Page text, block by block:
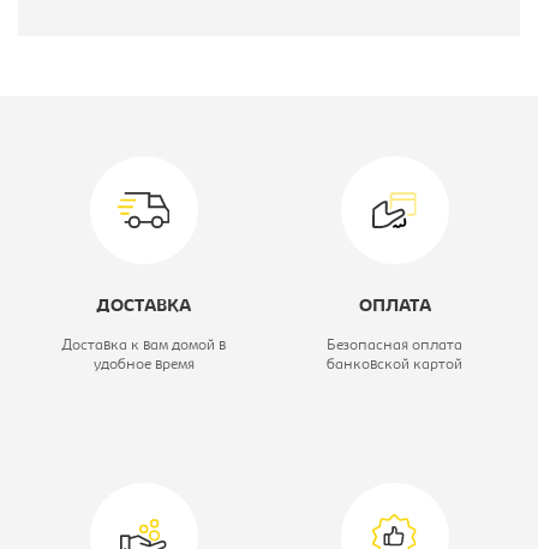
Коллекция: Экспресс
Высота, мм:
ДОСТАВКА
Доставка к вам домой в
удобное время
ОПЛАТА
Безопасная оплата
банковской картой